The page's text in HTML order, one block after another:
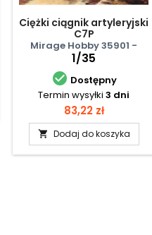
Ciężki ciągnik artyleryjski
C7P
Mirage Hobby 35901 -
1/35
 Dostępny
Termin wysyłki 3 dni
Cena
83,22 zł
 Dodaj do koszyka